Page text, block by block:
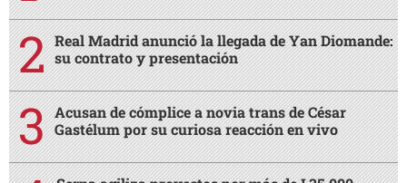
Real Madrid anunció la llegada de Yan Diomande:
su contrato y presentación
Acusan de cómplice a novia trans de César
Gastélum por su curiosa reacción en vivo